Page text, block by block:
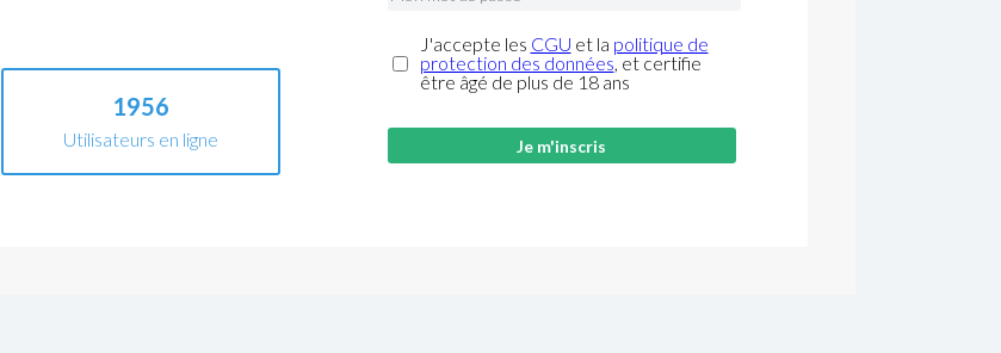
1956
Utilisateurs en ligne
J'accepte les CGU et la politique de
protection des données, et certifie
être âgé de plus de 18 ans